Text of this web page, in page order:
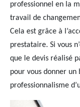
professionnel en la
travail de
Cela est grâce à
prestataire. Si vous
que le devis réalisé
pour vous donner
professionnalisme